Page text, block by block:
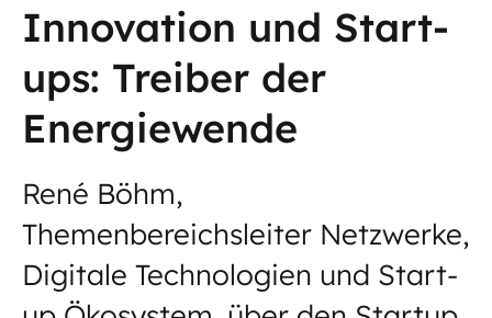
Innovation und Start-
ups: Treiber der
Energiewende
René Böhm,
Themenbereichsleiter Netzwerke,
Digitale Technologien und Start-